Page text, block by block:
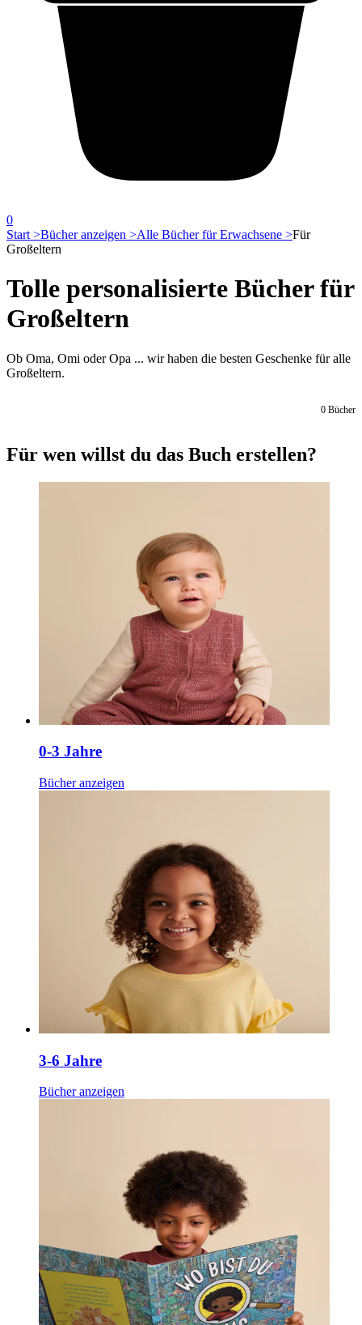
0
Start >Bücher anzeigen >Alle Bücher für Erwachsene >Für
Großeltern
Tolle personalisierte Bücher für
Großeltern
Ob Oma, Omi oder Opa ... wir haben die besten Geschenke für alle
Großeltern.
0 Bücher
Für wen willst du das Buch erstellen?
0-3 Jahre
Bücher anzeigen
3-6 Jahre
Bücher anzeigen